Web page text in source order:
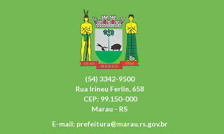
(54) 3342-9500
Rua Irineu Ferlin, 658
CEP: 99.150-000
Marau - RS
E-mail: prefeitura@marau.rs.gov.br